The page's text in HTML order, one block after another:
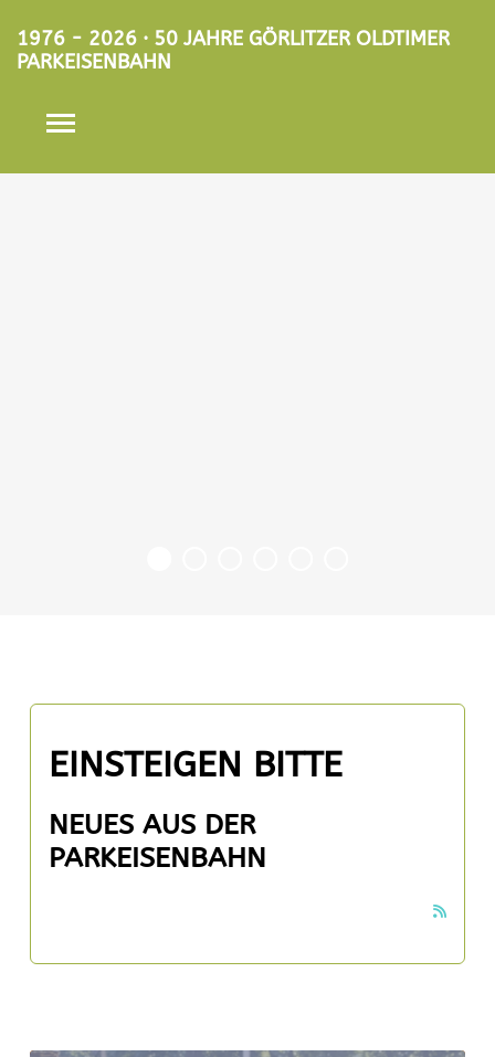
1976 - 2026 · 50 JAHRE GÖRLITZER OLDTIMER
PARKEISENBAHN
EINSTEIGEN BITTE
NEUES AUS DER
PARKEISENBAHN